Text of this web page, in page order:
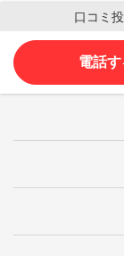
口コミ
電話す